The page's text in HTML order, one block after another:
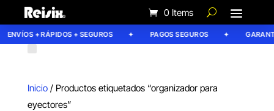
0 Items
ENVÍOS + RÁPIDOS + SEGUROS PAGOS SEGUROS
Inicio/ Productos etiquetados “organizador para
eyectores”